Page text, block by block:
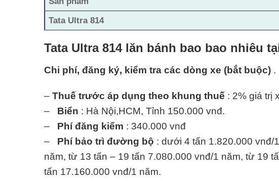
Tata Ultra 814
Tata Ultra 814 lăn bánh bao bao nhiêu
Chi phí, đăng ký, kiểm tra các dòng xe (bắt buộc) .
– Thuế trước áp dụng theo khung thuế : 2% giá trị
– Biển : Hà Nội,HCM, Tỉnh 150.000 vnđ.
– Phí đăng kiểm : 340.000 vnđ
– Phí bảo trì đường bộ : dưới 4 tấn 1.820.000 vnđ/
năm, từ 13 tấn – 19 tấn 7.080.000 vnđ/1 năm, từ 19
tấn 17.160.000 vnđ/1 năm.